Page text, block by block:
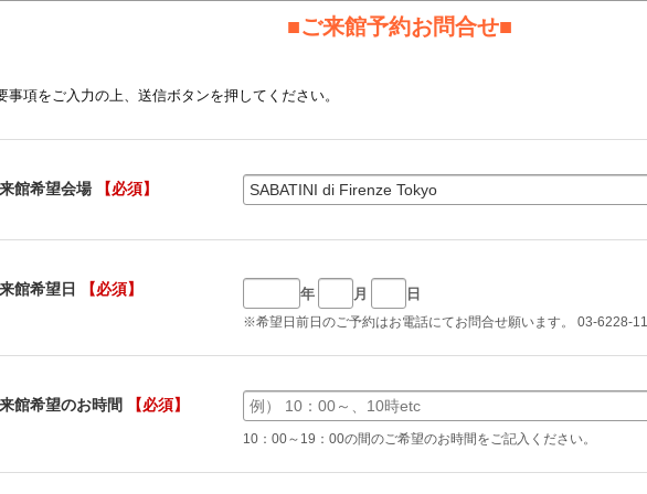
■ご来館予約お問合せ■
事項をご入力の上、送信ボタンを押してください。
館希望会場 【必須】
館希望日 【必須】 年 月 日
※希望日前日のご予約はお電話にてお問合せ願います。 03-6228-
館希望のお時間 【必須】
10：00～19：00の間のご希望のお時間をご記入ください。